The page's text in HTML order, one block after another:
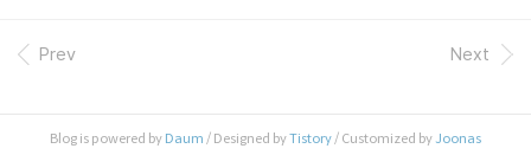
"Cannot re-initialize CUDA in forked subprocess. To use CUDA with " 2
Prev Next
Blog is powered by Daum / Designed byTistory/ Customized byJoonas